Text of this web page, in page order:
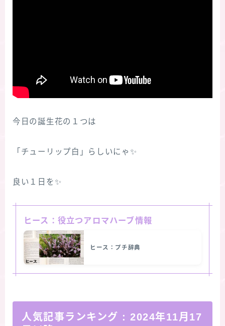
今日の誕生花の１つは
「チューリップ白」らしいにゃ✨
良い１日を✨
ヒース：役立つアロマハーブ情報
ヒース：プチ辞典
人気記事ランキング : 2024年11月17